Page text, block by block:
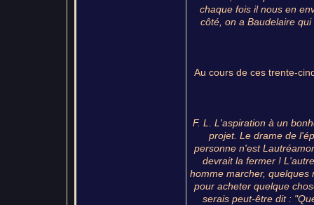
chaque fois il nous en
côté, on a Baudelaire
Au cours de ces trente-
F. L. L'aspiration à un
projet. Le drame de
personne n'est
devrait la fermer !
homme marcher,
pour acheter quelque
serais peut-être dit :